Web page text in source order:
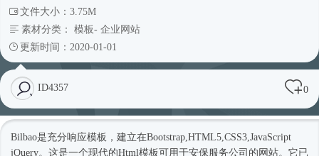
文件大小：3.75M
素材分类： 模板- 企业网站
更新时间：2020-01-01
ID4357 0
Bilbao是充分响应模板，建立在Bootstrap,HTML5,CSS3,JavaScript
jQuery。这是一个现代的Html模板可用于安保服务公司的网站。它已